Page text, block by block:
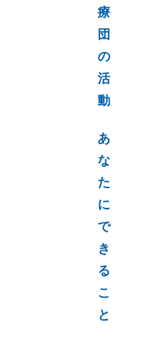
療
団
の
活
動
あ
な
た
に
で
き
る
こ
と